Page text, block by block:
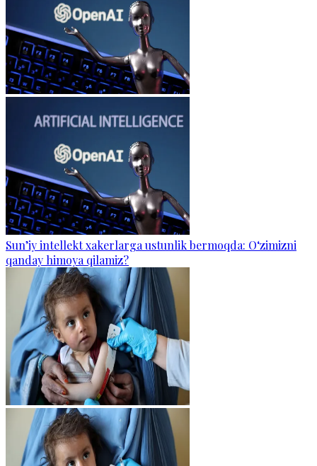
Sun’iy intellekt xakerlarga ustunlik bermoqda: O‘zimizni
qanday himoya qilamiz?